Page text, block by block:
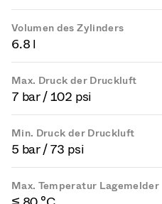
Volumen des Zylinders
6.8 l
Max. Druck der Druckluft
7 bar / 102 psi
Min. Druck der Druckluft
5 bar / 73 psi
Max. Temperatur Lagemelder